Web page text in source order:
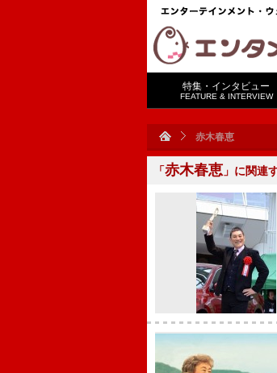
特集・インタビュー
FEATURE & INTERVIEW
赤木春恵
「赤木春恵 」に関連